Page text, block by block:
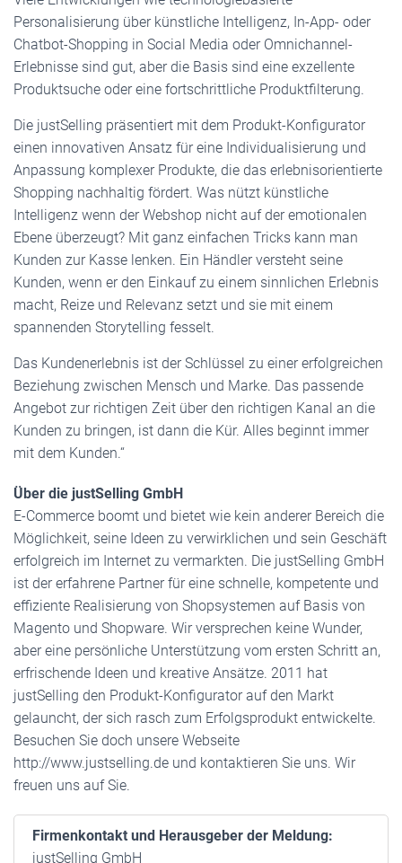
Personalisierung über künstliche Intelligenz, In-App- oder
Chatbot-Shopping in Social Media oder Omnichannel-
Erlebnisse sind gut, aber die Basis sind eine exzellente
Produktsuche oder eine fortschrittliche Produktfilterung.
Die justSelling präsentiert mit dem Produkt-Konfigurator
einen innovativen Ansatz für eine Individualisierung und
Anpassung komplexer Produkte, die das erlebnisorientierte
Shopping nachhaltig fördert. Was nützt künstliche
Intelligenz wenn der Webshop nicht auf der emotionalen
Ebene überzeugt? Mit ganz einfachen Tricks kann man
Kunden zur Kasse lenken. Ein Händler versteht seine
Kunden, wenn er den Einkauf zu einem sinnlichen Erlebnis
macht, Reize und Relevanz setzt und sie mit einem
spannenden Storytelling fesselt.
Das Kundenerlebnis ist der Schlüssel zu einer erfolgreichen
Beziehung zwischen Mensch und Marke. Das passende
Angebot zur richtigen Zeit über den richtigen Kanal an die
Kunden zu bringen, ist dann die Kür. Alles beginnt immer
mit dem Kunden.“
Über die justSelling GmbH
E-Commerce boomt und bietet wie kein anderer Bereich die
Möglichkeit, seine Ideen zu verwirklichen und sein Geschäft
erfolgreich im Internet zu vermarkten. Die justSelling GmbH
ist der erfahrene Partner für eine schnelle, kompetente und
effiziente Realisierung von Shopsystemen auf Basis von
Magento und Shopware. Wir versprechen keine Wunder,
aber eine persönliche Unterstützung vom ersten Schritt an,
erfrischende Ideen und kreative Ansätze. 2011 hat
justSelling den Produkt-Konfigurator auf den Markt
gelauncht, der sich rasch zum Erfolgsprodukt entwickelte.
Besuchen Sie doch unsere Webseite
http://www.justselling.de und kontaktieren Sie uns. Wir
freuen uns auf Sie.
Firmenkontakt und Herausgeber der Meldung:
justSelling GmbH